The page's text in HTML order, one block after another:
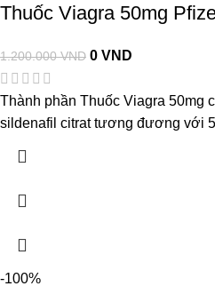
Thuốc Viagra 50mg
1.200.000VND 0VND
Thành phần Thuốc Viagra 50mg
sildenafil citrat tương đương với
-100%